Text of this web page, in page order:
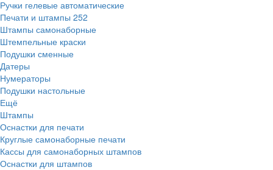
Ручки гелевые автоматические
Печати и штампы 252
Штампы самонаборные
Штемпельные краски
Подушки сменные
Датеры
Нумераторы
Подушки настольные
Ещё
Штампы
Оснастки для печати
Круглые самонаборные печати
Кассы для самонаборных штампов
Оснастки для штампов